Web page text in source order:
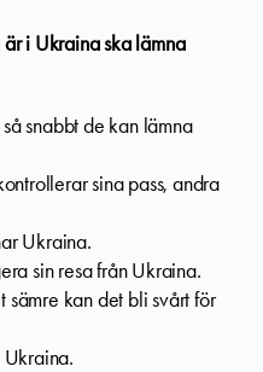
i Ukraina ska lämna
snabbt de kan lämna
sina pass, andra
Ukraina.
sin resa från Ukraina.
kan det bli svårt för
Ukraina.